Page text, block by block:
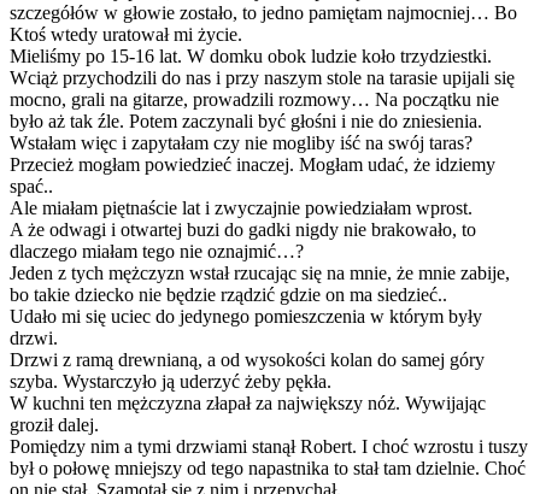
szczegółów w głowie zostało, to jedno pamiętam najmocniej… Bo
Ktoś wtedy uratował mi życie.
Mieliśmy po 15-16 lat. W domku obok ludzie koło trzydziestki.
Wciąż przychodzili do nas i przy naszym stole na tarasie upijali się
mocno, grali na gitarze, prowadzili rozmowy… Na początku nie
było aż tak źle. Potem zaczynali być głośni i nie do zniesienia.
Wstałam więc i zapytałam czy nie mogliby iść na swój taras?
Przecież mogłam powiedzieć inaczej. Mogłam udać, że idziemy
spać..
Ale miałam piętnaście lat i zwyczajnie powiedziałam wprost.
A że odwagi i otwartej buzi do gadki nigdy nie brakowało, to
dlaczego miałam tego nie oznajmić…?
Jeden z tych mężczyzn wstał rzucając się na mnie, że mnie zabije,
bo takie dziecko nie będzie rządzić gdzie on ma siedzieć..
Udało mi się uciec do jedynego pomieszczenia w którym były
drzwi.
Drzwi z ramą drewnianą, a od wysokości kolan do samej góry
szyba. Wystarczyło ją uderzyć żeby pękła.
W kuchni ten mężczyzna złapał za największy nóż. Wywijając
groził dalej.
Pomiędzy nim a tymi drzwiami stanął Robert. I choć wzrostu i tuszy
był o połowę mniejszy od tego napastnika to stał tam dzielnie. Choć
on nie stał. Szamotał się z nim i przepychał.